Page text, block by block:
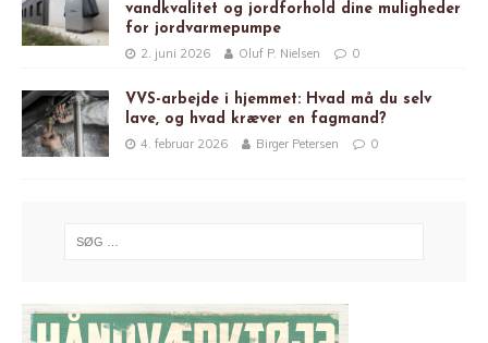
vandkvalitet og jordforhold dine muligheder
for jordvarmepumpe
2. juni 2026 Oluf P. Nielsen 0
VVS-arbejde i hjemmet: Hvad må du selv
lave, og hvad kræver en fagmand?
4. februar 2026 Birger Petersen 0